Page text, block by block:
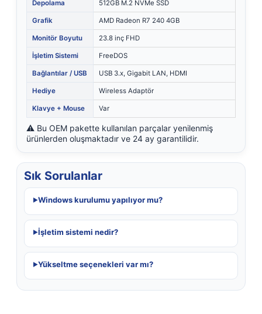
Depolama 512GB M.2 NVMe SSD
Grafik AMD Radeon R7 240 4GB
Monitör Boyutu 23.8 inç FHD
İşletim Sistemi FreeDOS
Bağlantılar / USB USB 3.x, Gigabit LAN, HDMI
Hediye Wireless Adaptör
Klavye + Mouse Var
⚠️ Bu OEM pakette kullanılan parçalar yenilenmiş
ürünlerden oluşmaktadır ve 24 ay garantilidir.
Sık Sorulanlar
Windows kurulumu yapılıyor mu?
İşletim sistemi nedir?
Yükseltme seçenekleri var mı?